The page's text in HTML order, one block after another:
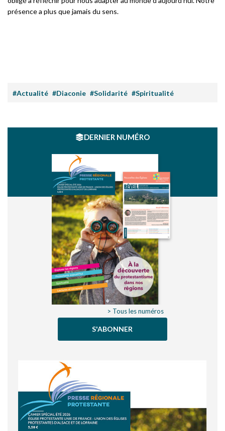
présence a plus que jamais du sens.
#Actualité #Diaconie #Solidarité #Spiritualité
DERNIER NUMÉRO
> Tous les numéros
S'ABONNER